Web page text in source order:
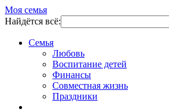
Моя семья
Найдётся всё:
Семья
Любовь
Воспитание детей
Финансы
Совместная жизнь
Праздники